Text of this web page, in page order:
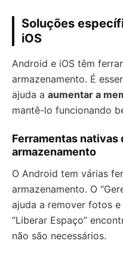
Soluções
iOS
Android e iOS têm
armazenamento. É
ajuda a aumentar a
mantê-lo funcionando
Ferramentas nativas
armazenamento
O Android tem várias
armazenamento. O
ajuda a remover fotos
“Liberar Espaço”
não são necessários.